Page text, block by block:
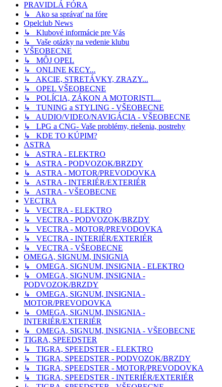
PRAVIDLÁ FÓRA
↳ Ako sa správať na fóre
Opelclub News
↳ Klubové informácie pre Vás
↳ Vaše otázky na vedenie klubu
VŠEOBECNE
↳ MÔJ OPEL
↳ ONLINE KECY...
↳ AKCIE, STRETÁVKY, ZRAZY...
↳ OPEL VŠEOBECNE
↳ POLÍCIA, ZÁKON A MOTORISTI....
↳ TUNING a STYLING - VŠEOBECNE
↳ AUDIO/VIDEO/NAVIGÁCIA - VŠEOBECNE
↳ LPG a CNG- Vaše problémy, riešenia, postrehy
↳ KDE TO KÚPIM?
ASTRA
↳ ASTRA - ELEKTRO
↳ ASTRA - PODVOZOK/BRZDY
↳ ASTRA - MOTOR/PREVODOVKA
↳ ASTRA - INTERIÉR/EXTERIÉR
↳ ASTRA - VŠEOBECNE
VECTRA
↳ VECTRA - ELEKTRO
↳ VECTRA - PODVOZOK/BRZDY
↳ VECTRA - MOTOR/PREVODOVKA
↳ VECTRA - INTERIÉR/EXTERIÉR
↳ VECTRA - VŠEOBECNE
OMEGA, SIGNUM, INSIGNIA
↳ OMEGA, SIGNUM, INSIGNIA - ELEKTRO
↳ OMEGA, SIGNUM, INSIGNIA -
PODVOZOK/BRZDY
↳ OMEGA, SIGNUM, INSIGNIA -
MOTOR/PREVODOVKA
↳ OMEGA, SIGNUM, INSIGNIA -
INTERIÉR/EXTERIÉR
↳ OMEGA, SIGNUM, INSIGNIA - VŠEOBECNE
TIGRA, SPEEDSTER
↳ TIGRA, SPEEDSTER - ELEKTRO
↳ TIGRA, SPEEDSTER - PODVOZOK/BRZDY
↳ TIGRA, SPEEDSTER - MOTOR/PREVODOVKA
↳ TIGRA, SPEEDSTER - INTERIÉR/EXTERIÉR